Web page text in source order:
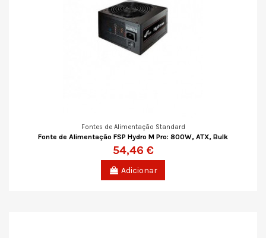
Fontes de Alimentação Standard
Fonte de Alimentação FSP Hydro M Pro: 800W, ATX, Bulk
54,46 €
Adicionar